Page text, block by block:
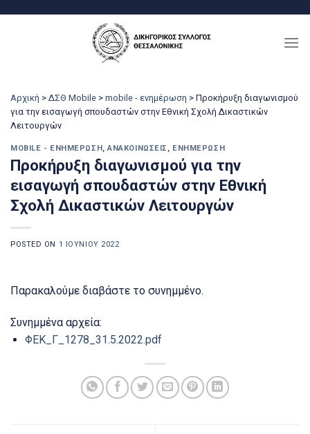
Αρχική > ΔΣΘ Mobile > mobile - ενημέρωση > Προκήρυξη διαγωνισμού
για την εισαγωγή σπουδαστών στην Εθνική Σχολή Δικαστικών
Λειτουργών
MOBILE - ΕΝΗΜΈΡΩΣΗ,ΑΝΑΚΟΙΝΏΣΕΙΣ , ΕΝΗΜΈΡΩΣΗ
Προκήρυξη διαγωνισμού για την
εισαγωγή σπουδαστών στην Εθνική
Σχολή Δικαστικών Λειτουργών
POSTED ON 1 ΙΟΥΝΊΟΥ 2022
Παρακαλούμε διαβάστε το συνημμένο.
Συνημμένα αρχεία:
ΦΕΚ_Γ_1278_31.5.2022.pdf